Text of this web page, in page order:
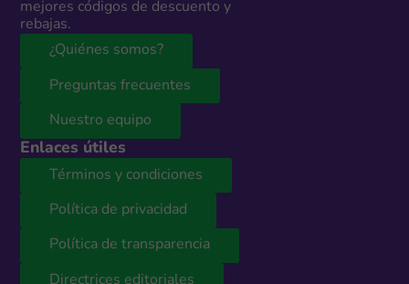
mejores códigos de descuento y
rebajas.
¿Quiénes somos?
Preguntas frecuentes
Nuestro equipo
Enlaces útiles
Términos y condiciones
Política de privacidad
Política de transparencia
Directrices editoriales